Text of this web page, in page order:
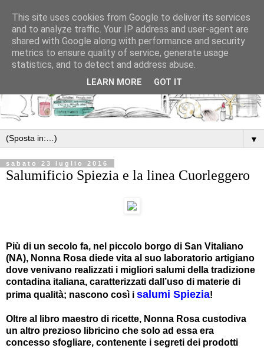
▼
sabato 23 luglio 2016
Salumificio Spiezia e la linea Cuorleggero
Più di un secolo fa, nel piccolo borgo di San Vitaliano
(NA), Nonna Rosa diede vita al suo laboratorio artigiano
dove venivano realizzati i migliori salumi della tradizione
contadina italiana, caratterizzati dall’uso di materie di
prima qualità; nascono così i salumi Spiezia!
Oltre al libro maestro di ricette, Nonna Rosa custodiva
un altro prezioso libricino che solo ad essa era
concesso sfogliare, contenente i segreti dei prodotti
This site uses cookies from Google to deliver its services
and to analyze traffic. Your IP address and user-agent are
shared with Google along with performance and security
metrics to ensure quality of service, generate usage
statistics, and to detect and address abuse.
LEARN MORE GOT IT